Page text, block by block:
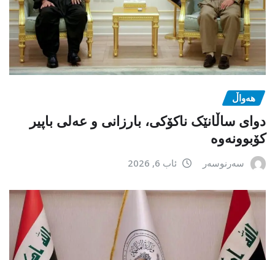
هەواڵ
دوای ساڵانێک ناکۆکی، بارزانی و عەلی باپیر
کۆبوونەوە
سەرنوسەر ئاب 6, 2026